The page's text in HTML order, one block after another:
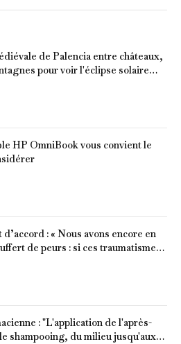
de Palencia entre châteaux,
pour voir l'éclipse solaire
HP OmniBook vous convient le
: « Nous avons encore en
de peurs : si ces traumatismes
ils continueront à nous affecter dans
: "L'application de l'après-
shampooing, du milieu jusqu'aux